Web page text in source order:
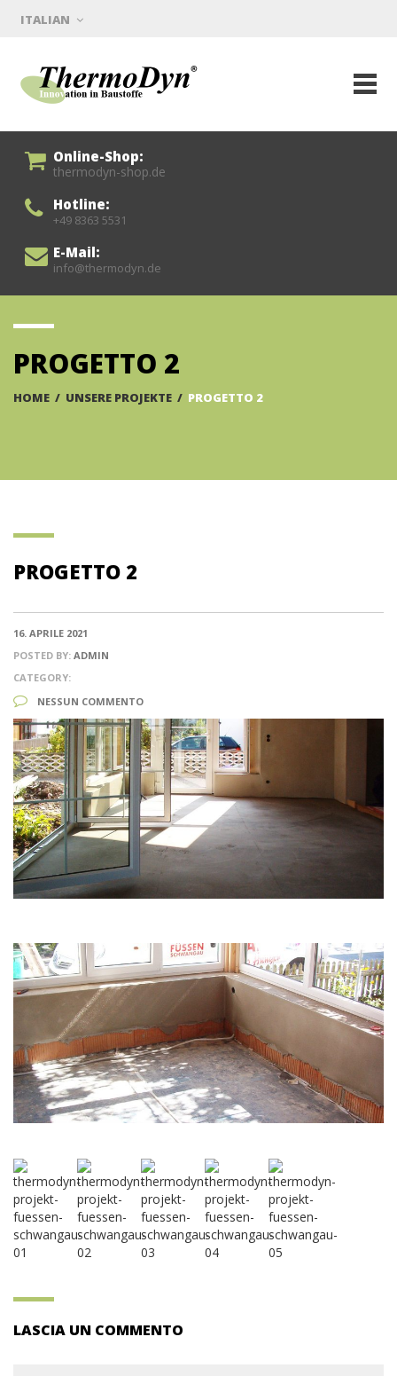
ITALIAN
Online-Shop:
thermodyn-shop.de
Hotline:
+49 8363 5531
E-Mail:
info@thermodyn.de
PROGETTO 2
HOME / UNSERE PROJEKTE / PROGETTO 2
PROGETTO 2
16. APRILE 2021
POSTED BY: ADMIN
CATEGORY:
NESSUN COMMENTO
LASCIA UN COMMENTO